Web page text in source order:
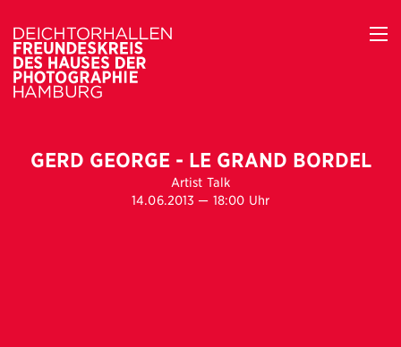
GERD GEORGE - LE GRAND BORDEL
Artist Talk
14.06.2013 — 18:00 Uhr